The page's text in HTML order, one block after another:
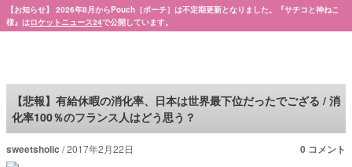
【お知らせ】 2026年8月からPouch［ポーチ］は不定期更新となりました。『サチコと神ねこ
様』はロケットニュース24で公開しています。
【悲報】有給休暇の消化率、日本は世界最下位だったでござる / 消
化率100％のフランス人はどう思う？
sweetsholic 2017年2月22日 0 コメント